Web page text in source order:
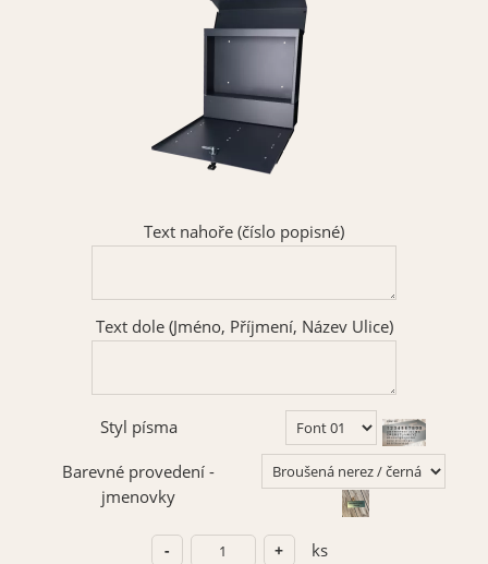
Text nahoře (číslo popisné)
Text dole (Jméno, Příjmení, Název Ulice)
Styl písma
Barevné provedení -
jmenovky
ks